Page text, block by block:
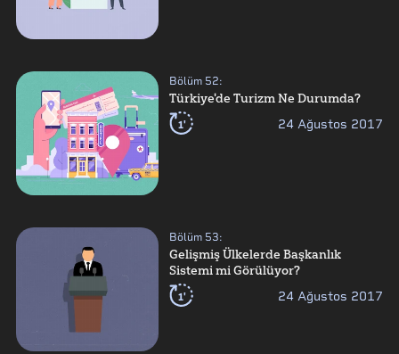
Bölüm 52:
Türkiye'de Turizm Ne Durumda?
1' 24 Ağustos 2017
Bölüm 53:
Gelişmiş Ülkelerde Başkanlık
Sistemi mi Görülüyor?
1' 24 Ağustos 2017